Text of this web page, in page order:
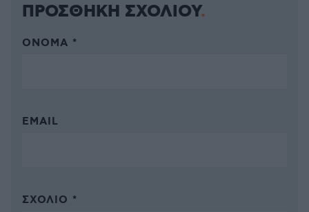
ΠΡΟΣΘΗΚΗ ΣΧΟΛΙΟΥ
ΌΝΟΜΑ *
EMAIL
ΣΧΌΛΙΟ *